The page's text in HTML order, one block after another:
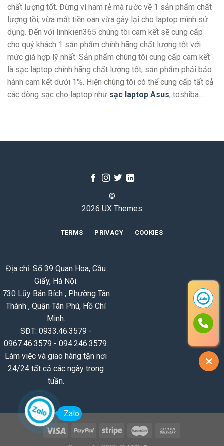
chất lượng tốt. Đừng vì ham rẻ mà rước về 1 sản phẩm chất
lượng tồi, vừa mất tiền oan vừa gây lại cho laptop mình sử
dụng. Đến với linhkien365 chúng tôi cam kết sẽ cung cấp
cho quý khách 1 sản phẩm chính hãng chất lượng tốt với
mức giá hợp lỹ nhất. Sản phẩm chúng tôi cung cấp cam kết
là sạc laptop chính hãng chất lượng tốt, sản phẩm phải bảo
hành cam kết dưới 1%. Hiện chúng tôi có thể cung cấp tất cả
các dòng sạc cho laptop như sạc laptop Asus, toshiba….
©
2026 UX Themes
TERMS PRIVACY COOKIES
Địa chỉ: Số 39 Quan Hoa, Cầu
Giấy, Hà Nội.
730 Lũy Bán Bích , Phường Tân
Thành , Quận Tân Phú, Hồ Chí
Minh.
SĐT: 0933.46.3579 -
0967.46.3579 - 094.246.3579.
Làm việc và giao hàng tận nơi
24/24 tất cả các ngày trong
tuần.
Zalo